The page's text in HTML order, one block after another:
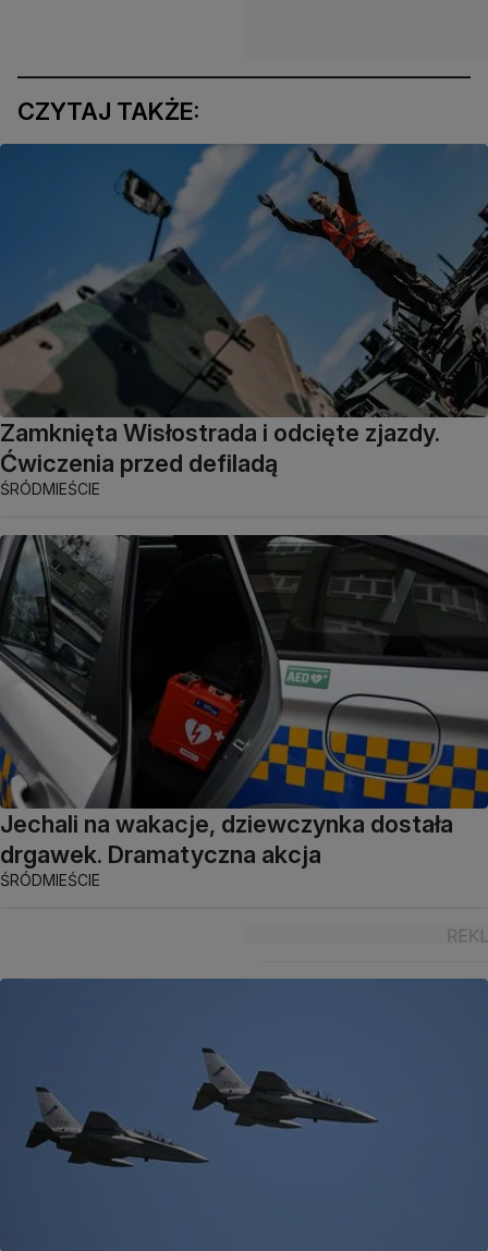
CZYTAJ TAKŻE:
Zamknięta Wisłostrada i odcięte zjazdy.
Ćwiczenia przed defiladą
ŚRÓDMIEŚCIE
Jechali na wakacje, dziewczynka dostała
drgawek. Dramatyczna akcja
ŚRÓDMIEŚCIE